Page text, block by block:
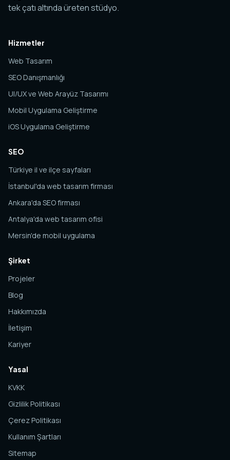
tek çatı altında üreten stüdyo.
Hizmetler
Web Tasarım
SEO Danışmanlığı
UI/UX ve Web Arayüz Tasarımı
Mobil Uygulama Geliştirme
iOS Uygulama Geliştirme
SEO
Türkiye il ve ilçe sayfaları
İstanbul'da web tasarım firması
Ankara'da SEO firması
Antalya'da web tasarım ofisi
Mersin'de mobil uygulama
Şirket
Projeler
Blog
Hakkımızda
İletişim
Kariyer
Yasal
KVKK
Gizlilik Politikası
Çerez Politikası
Kullanım Şartları
Sitemap